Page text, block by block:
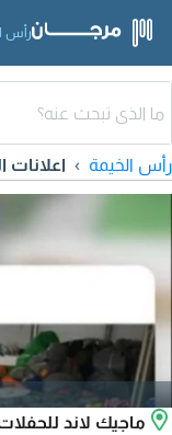
رأس
رأس الخيمة اعلانات
ماجيك لاند